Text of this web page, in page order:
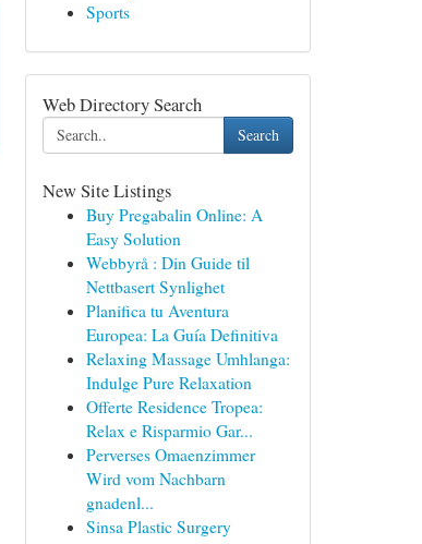
Sports
Web Directory Search
Search
New Site Listings
Buy Pregabalin Online: A
Easy Solution
Webbyrå : Din Guide til
Nettbasert Synlighet
Planifica tu Aventura
Europea: La Guía Definitiva
Relaxing Massage Umhlanga:
Indulge Pure Relaxation
Offerte Residence Tropea:
Relax e Risparmio Gar...
Perverses Omaenzimmer
Wird vom Nachbarn
gnadenl...
Sinsa Plastic Surgery